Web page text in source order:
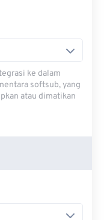
ke dalam
softsub, yang
atau dimatikan